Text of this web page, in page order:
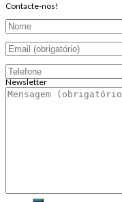
Contacte-nos!
Newsletter
Endereço de email: